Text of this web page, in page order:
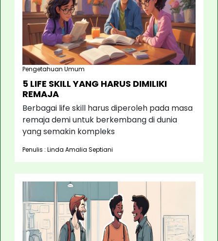
Pengetahuan Umum
5 LIFE SKILL YANG HARUS DIMILIKI
REMAJA
Berbagai life skill harus diperoleh pada masa
remaja demi untuk berkembang di dunia
yang semakin kompleks
Penulis : Linda Amalia Septiani